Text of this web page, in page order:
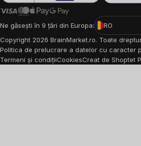
Ne găsești în 9 țări din Europa:
RO
Copyright 2026 BrainMarket.ro. Toate
Politica de prelucrare a datelor cu caracter
Termeni și condițiiCookiesCreat de Shoptet